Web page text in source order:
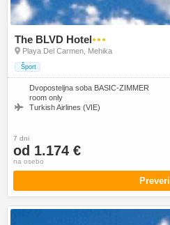
The BLVD Hotel●●●
Playa Del Carmen, Mehika
Šport
Dvoposteljna soba BASIC-ZIMMER
room only
Turkish Airlines (VIE)
7 dni
od 1.174 €
na osebo
Preveri